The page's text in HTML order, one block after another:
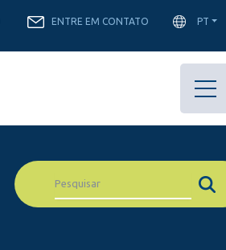
ENTRE EM CONTATO PT